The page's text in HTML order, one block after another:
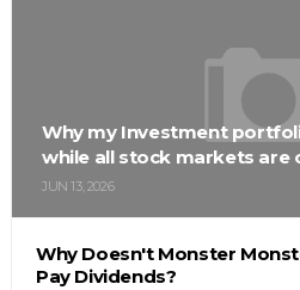
Why my Investment
while all stock markets are
JUN 13, 2026
Why Doesn't Monster
Pay Dividends?